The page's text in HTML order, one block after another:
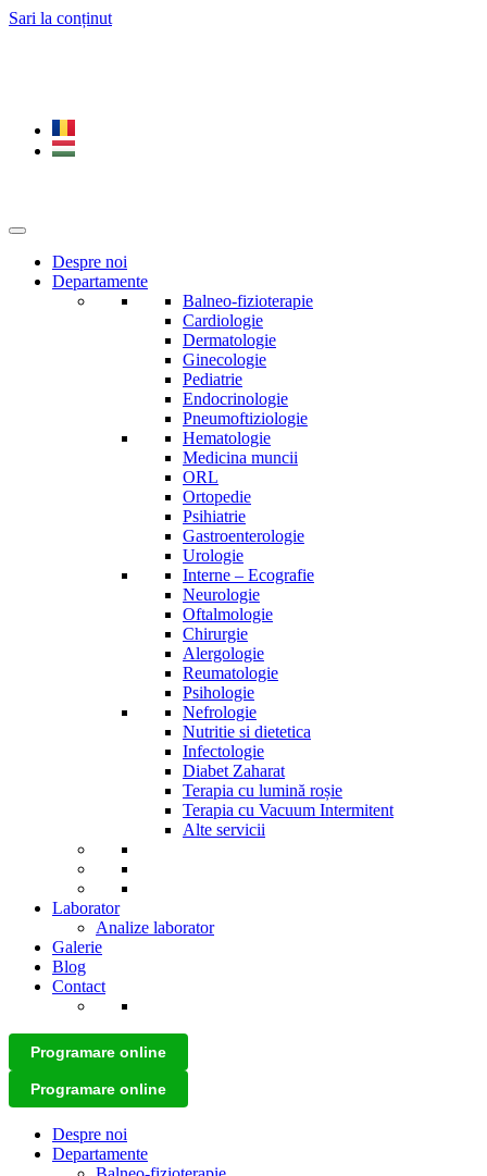
Sari la conținut
Despre noi
Departamente
Balneo-fizioterapie
Cardiologie
Dermatologie
Ginecologie
Pediatrie
Endocrinologie
Pneumoftiziologie
Hematologie
Medicina muncii
ORL
Ortopedie
Psihiatrie
Gastroenterologie
Urologie
Interne – Ecografie
Neurologie
Oftalmologie
Chirurgie
Alergologie
Reumatologie
Psihologie
Nefrologie
Nutritie si dietetica
Infectologie
Diabet Zaharat
Terapia cu lumină roșie
Terapia cu Vacuum Intermitent
Alte servicii
Laborator
Analize laborator
Galerie
Blog
Contact
Programare online
Programare online
Despre noi
Departamente